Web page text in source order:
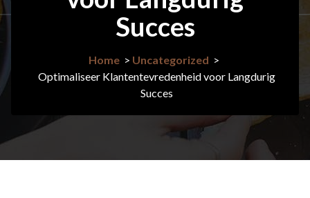
Succes
Home > Uncategorized >
Optimaliseer Klantentevredenheid voor Langdurig
Succes
21jan